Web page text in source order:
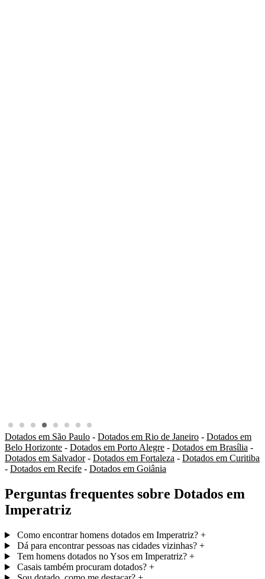
Dotados em São Paulo - Dotados em Rio de Janeiro - Dotados em
Belo Horizonte - Dotados em Porto Alegre - Dotados em Brasília -
Dotados em Salvador- Dotados em Fortaleza - Dotados em Curitiba
- Dotados em Recife - Dotados em Goiânia
Perguntas frequentes sobre Dotados em
Imperatriz
Como encontrar homens dotados em Imperatriz? +
Dá para encontrar pessoas nas cidades vizinhas? +
Tem homens dotados no Ysos em Imperatriz? +
Casais também procuram dotados? +